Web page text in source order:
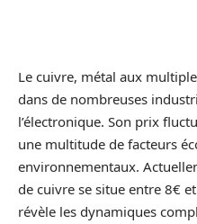
Le cuivre, métal aux
dans de nombreuses
l’électronique. Son prix
une multitude de facteurs
environnementaux.
de cuivre se situe entre 8€
révèle les dynamiques